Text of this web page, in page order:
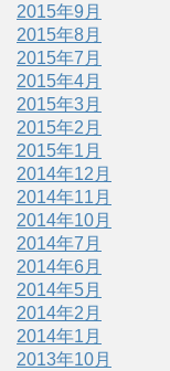
2015年9月
2015年8月
2015年7月
2015年4月
2015年3月
2015年2月
2015年1月
2014年12月
2014年11月
2014年10月
2014年7月
2014年6月
2014年5月
2014年2月
2014年1月
2013年10月